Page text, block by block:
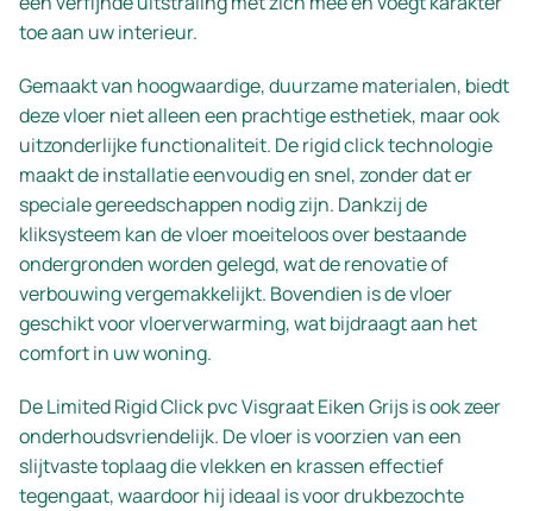
toe aan uw interieur.
Gemaakt van hoogwaardige, duurzame materialen, biedt
deze vloer niet alleen een prachtige esthetiek, maar ook
uitzonderlijke functionaliteit. De rigid click technologie
maakt de installatie eenvoudig en snel, zonder dat er
speciale gereedschappen nodig zijn. Dankzij de
kliksysteem kan de vloer moeiteloos over bestaande
ondergronden worden gelegd, wat de renovatie of
verbouwing vergemakkelijkt. Bovendien is de vloer
geschikt voor vloerverwarming, wat bijdraagt aan het
comfort in uw woning.
De Limited Rigid Click pvc Visgraat Eiken Grijs is ook zeer
onderhoudsvriendelijk. De vloer is voorzien van een
slijtvaste toplaag die vlekken en krassen effectief
tegengaat, waardoor hij ideaal is voor drukbezochte